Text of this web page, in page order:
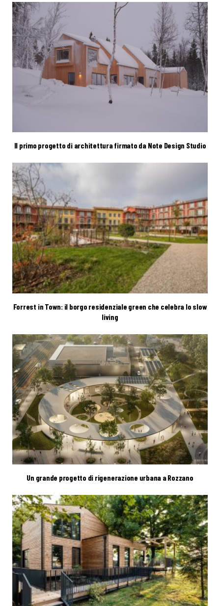
Il primo progetto di architettura firmato da Note Design Studio
Forrest in Town: il borgo residenziale green che celebra lo slow
living
Un grande progetto di rigenerazione urbana a Rozzano